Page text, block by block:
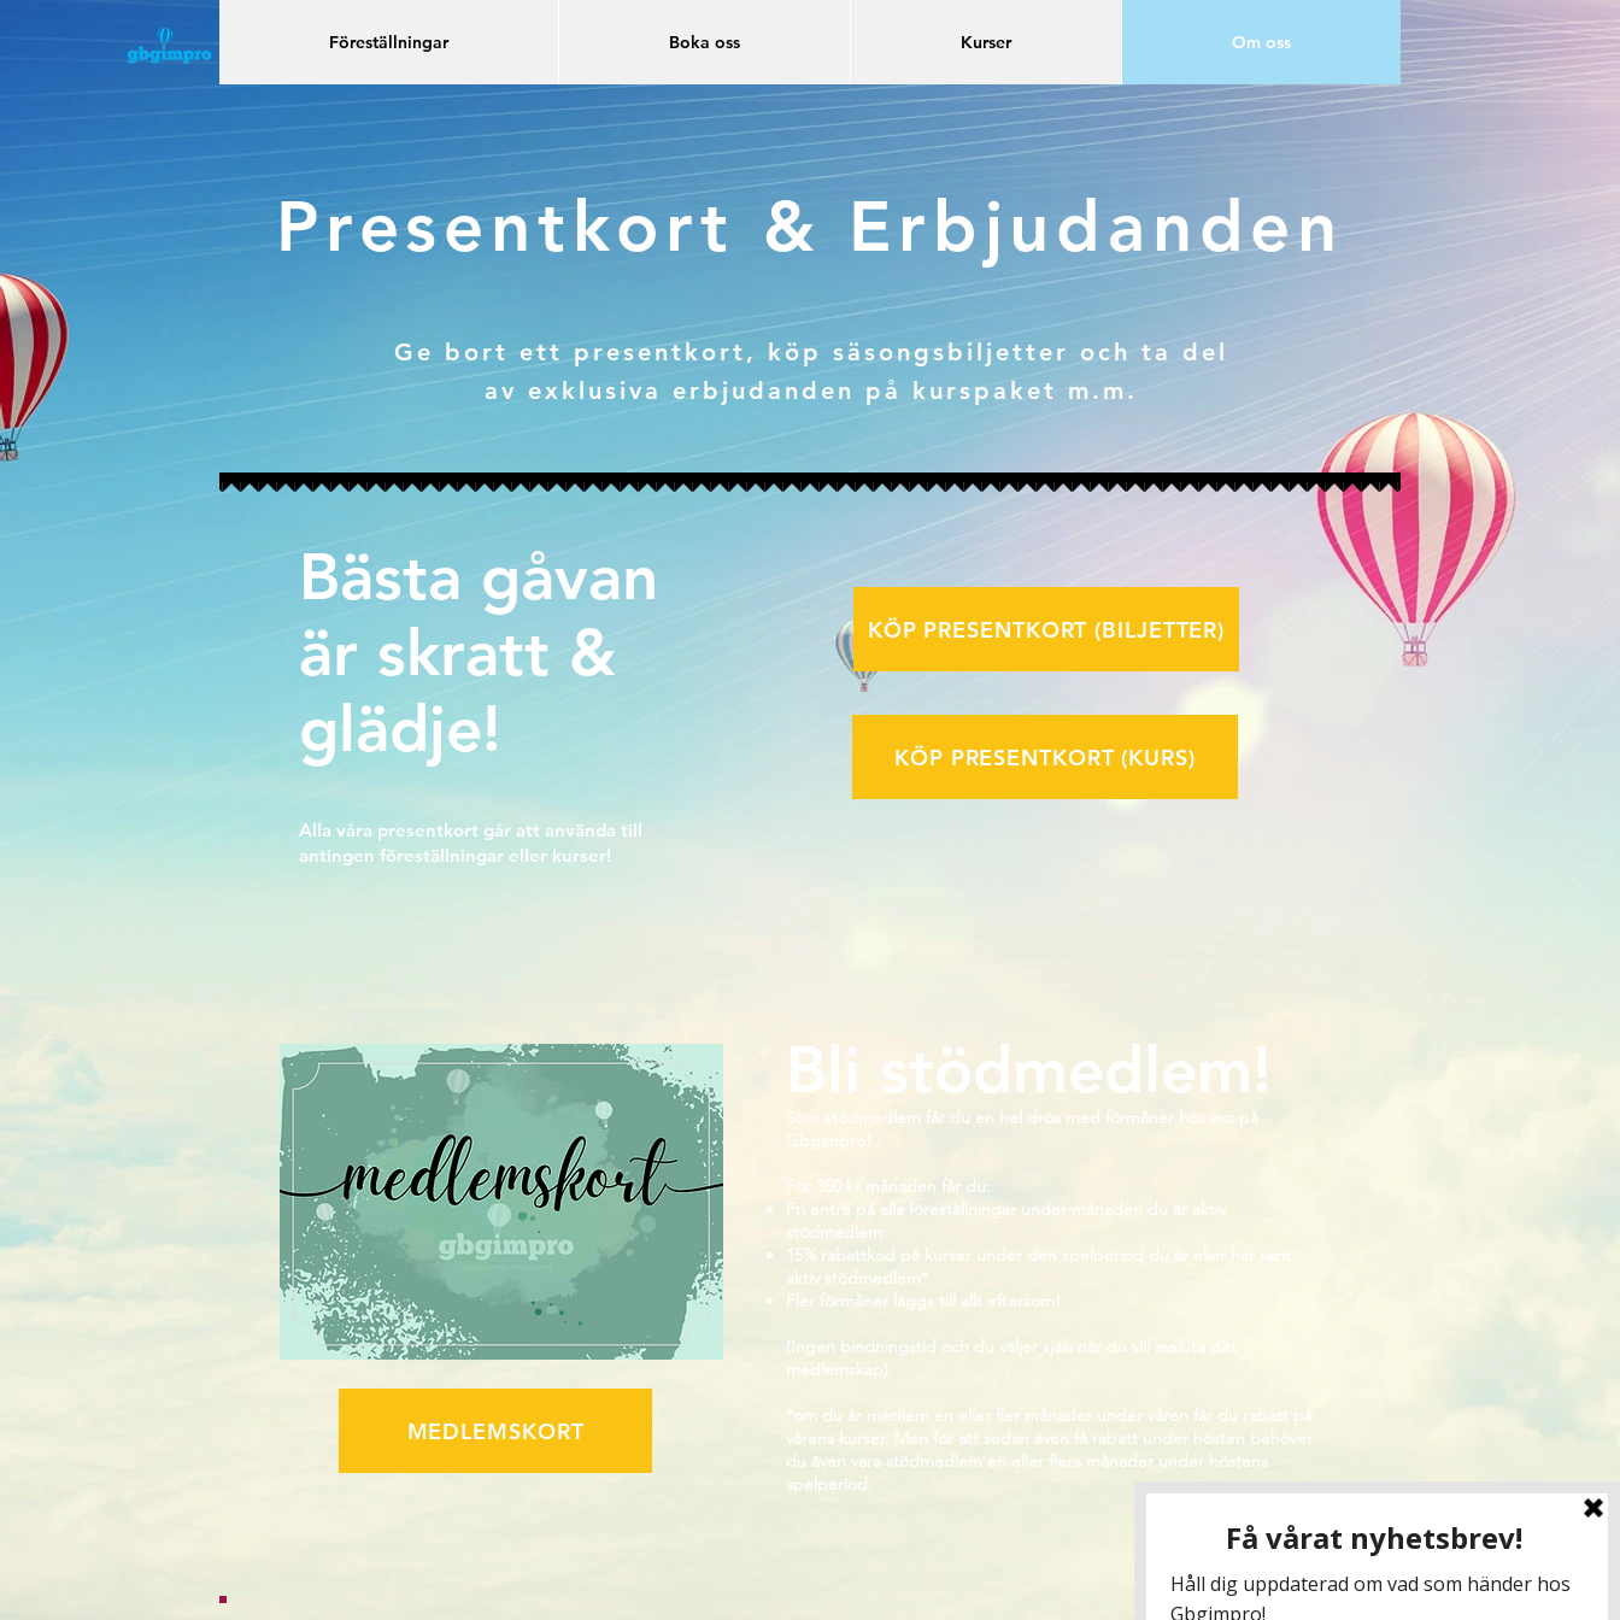
Föreställningar Boka oss Kurser Om oss
Presentkort & Erbjudanden
Ge bort ett presentkort, köp säsongsbiljetter och ta del
av exklusiva erbjudanden på kurspaket m.m.
Alla våra presentkort går att använda till
antingen föreställningar eller kurser!
Bästa gåvan
är skratt &
glädje!
KÖP PRESENTKORT (BILJETTER)
KÖP PRESENTKORT (KURS)
MEDLEMSKORT
Som stödmedlem får du en hel drös med förmåner hos oss på
Gbgimpro!
För 350 kr månaden får du:
Fri entré på alla föreställningar under månaden du är aktiv
stödmedlem
15% rabattkod på kurser under den spelperiod du är eller har varit
aktiv stödmedlem*
Fler förmåner läggs till allt eftersom!
(Ingen bindningstid och du väljer själv när du vill avsluta ditt
medlemskap)
*om du är medlem en eller fler månader under våren får du rabatt på
vårens kurser. Men för att sedan även få rabatt under hösten behöver
du även vara stödmedlem en eller flera månader under höstens
spelperiod.
Bli stödmedlem!